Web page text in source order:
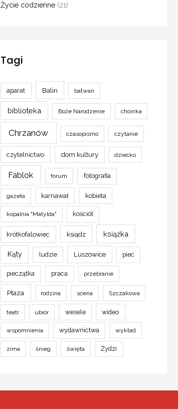
Życie codzienne (21)
Tagi
aparat Balin bałwan
biblioteka Boże Narodzenie choinka
Chrzanów czasopismo czytanie
czytelnictwo dom kultury dziecko
Fablok forum fotografia
gazeta karnawał kobieta
kopalnia "Matylda" kościół
krótkofalowiec ksiądz książka
Kąty ludzie Luszowice piec
pieczątka praca przebranie
Płaza rodzina scena Szczakowa
teatr ubiór wesele wideo
wspomnienia wydawnictwa wykład
zima śnieg święta Żydzi